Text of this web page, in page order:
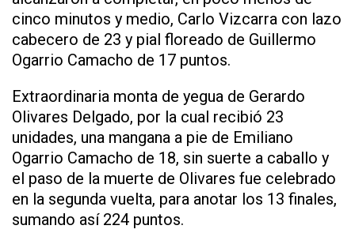
cinco minutos y medio, Carlo Vizcarra con lazo
cabecero de 23 y pial floreado de Guillermo
Ogarrio Camacho de 17 puntos.
Extraordinaria monta de yegua de Gerardo
Olivares Delgado, por la cual recibió 23
unidades, una mangana a pie de Emiliano
Ogarrio Camacho de 18, sin suerte a caballo y
el paso de la muerte de Olivares fue celebrado
en la segunda vuelta, para anotar los 13 finales,
sumando así 224 puntos.